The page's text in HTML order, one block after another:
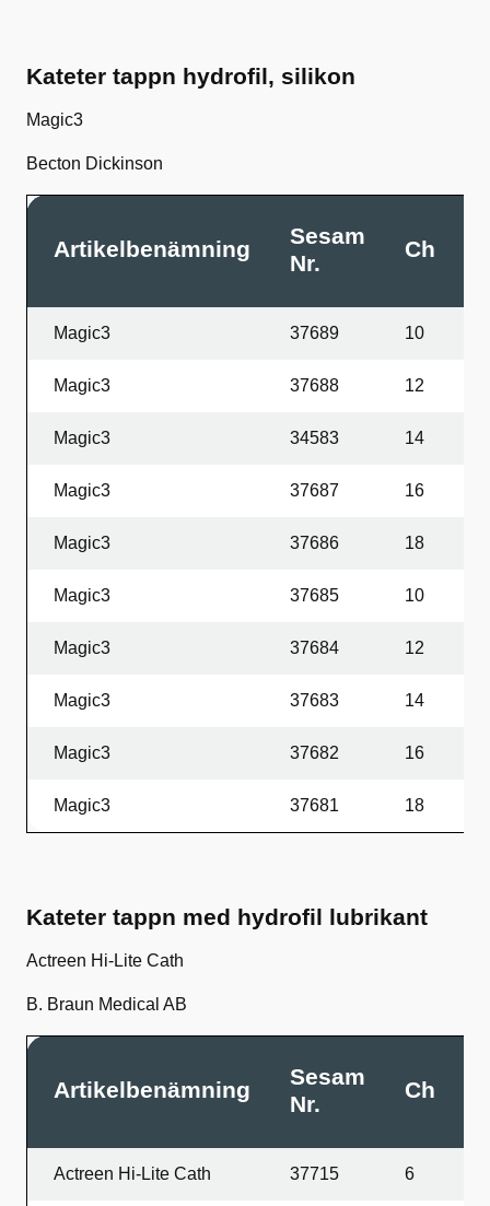
Kateter tappn hydrofil, silikon
Magic3
Becton Dickinson
Artikelbenämning
Sesam
Nr.
Ch
Magic3 37689 10
Magic3 37688 12
Magic3 34583 14
Magic3 37687 16
Magic3 37686 18
Magic3 37685 10
Magic3 37684 12
Magic3 37683 14
Magic3 37682 16
Magic3 37681 18
Kateter tappn med hydrofil lubrikant
Actreen Hi-Lite Cath
B. Braun Medical AB
Artikelbenämning
Sesam
Nr.
Ch
Actreen Hi-Lite Cath 37715 6